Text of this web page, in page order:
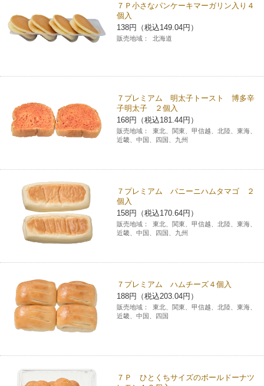
７Ｐ小さなパンケーキマーガリン入り４
個入
138円（税込149.04円）
販売地域： 北海道
７プレミアム 明太子トースト 博多辛
子明太子 ２個入
168円（税込181.44円）
販売地域：
東北、関東、甲信越、北陸、東海、
近畿、中国、四国、九州
７プレミアム パニーニハムタマゴ ２
個入
158円（税込170.64円）
販売地域：
東北、関東、甲信越、北陸、東海、
近畿、中国、四国、九州
７プレミアム ハムチーズ４個入
188円（税込203.04円）
販売地域：
東北、関東、甲信越、北陸、東海、
近畿、中国、四国
７Ｐ ひとくちサイズのボールドーナツ